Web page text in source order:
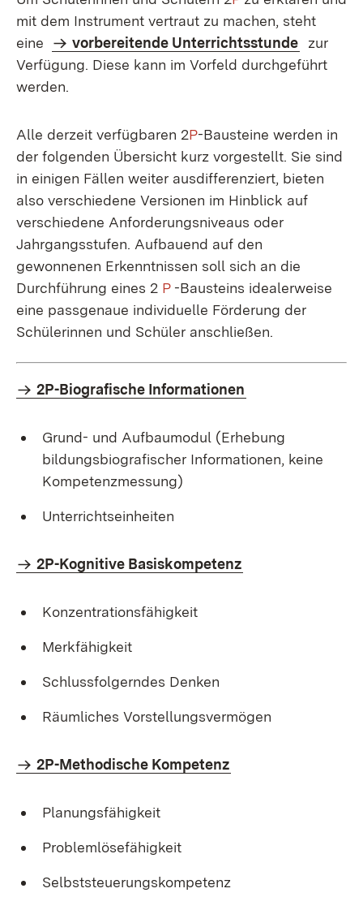
mit dem Instrument vertraut zu machen, steht
eine
vorbereitende Unterrichtsstunde
zur
Verfügung. Diese kann im Vorfeld durchgeführt
werden.
Alle derzeit verfügbaren 2P-Bausteine werden in
der folgenden Übersicht kurz vorgestellt. Sie sind
in einigen Fällen weiter ausdifferenziert, bieten
also verschiedene Versionen im Hinblick auf
verschiedene Anforderungsniveaus oder
Jahrgangsstufen. Aufbauend auf den
gewonnenen Erkenntnissen soll sich an die
Durchführung eines 2 P-Bausteins idealerweise
eine passgenaue individuelle Förderung der
Schülerinnen und Schüler anschließen.
2P-Biografische Informationen
Grund- und Aufbaumodul (Erhebung
bildungsbiografischer Informationen, keine
Kompetenzmessung)
Unterrichtseinheiten
2P-Kognitive Basiskompetenz
Konzentrationsfähigkeit
Merkfähigkeit
Schlussfolgerndes Denken
Räumliches Vorstellungsvermögen
2P-Methodische Kompetenz
Planungsfähigkeit
Problemlösefähigkeit
Selbststeuerungskompetenz